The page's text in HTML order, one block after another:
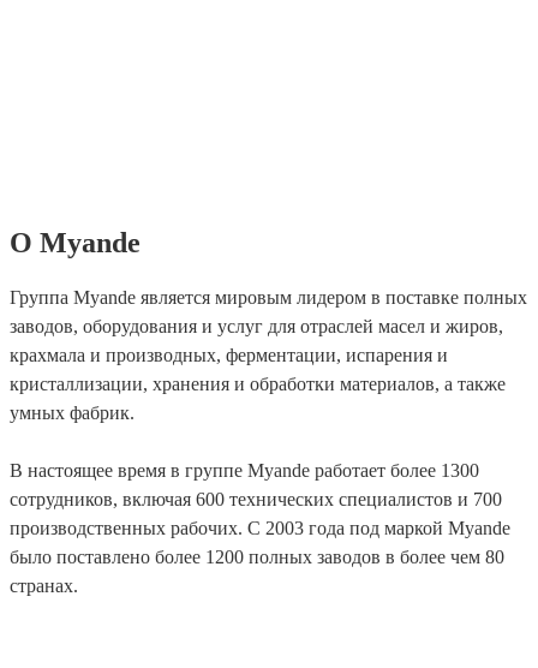
О Myande
Группа Myande является мировым лидером в поставке полных
заводов, оборудования и услуг для отраслей масел и жиров,
крахмала и производных, ферментации, испарения и
кристаллизации, хранения и обработки материалов, а также
умных фабрик.
В настоящее время в группе Myande работает более 1300
сотрудников, включая 600 технических специалистов и 700
производственных рабочих. С 2003 года под маркой Myande
было поставлено более 1200 полных заводов в более чем 80
странах.